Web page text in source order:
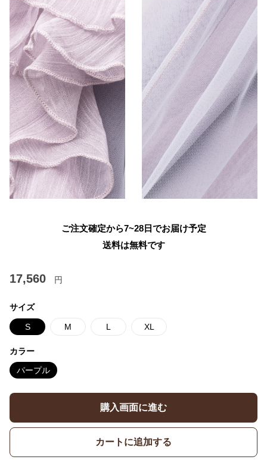
ご注文確定から7~28日でお届け予定
送料は無料です
17,560 円
サイズ
S M L XL
カラー
パープル
購入画面に進む
カートに追加する